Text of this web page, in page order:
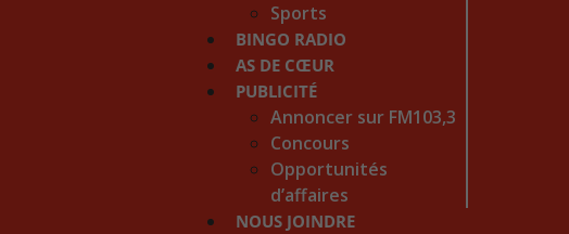
Sports
BINGO RADIO
AS DE CŒUR
PUBLICITÉ
Annoncer sur FM103,3
Concours
Opportunités
d’affaires
NOUS JOINDRE